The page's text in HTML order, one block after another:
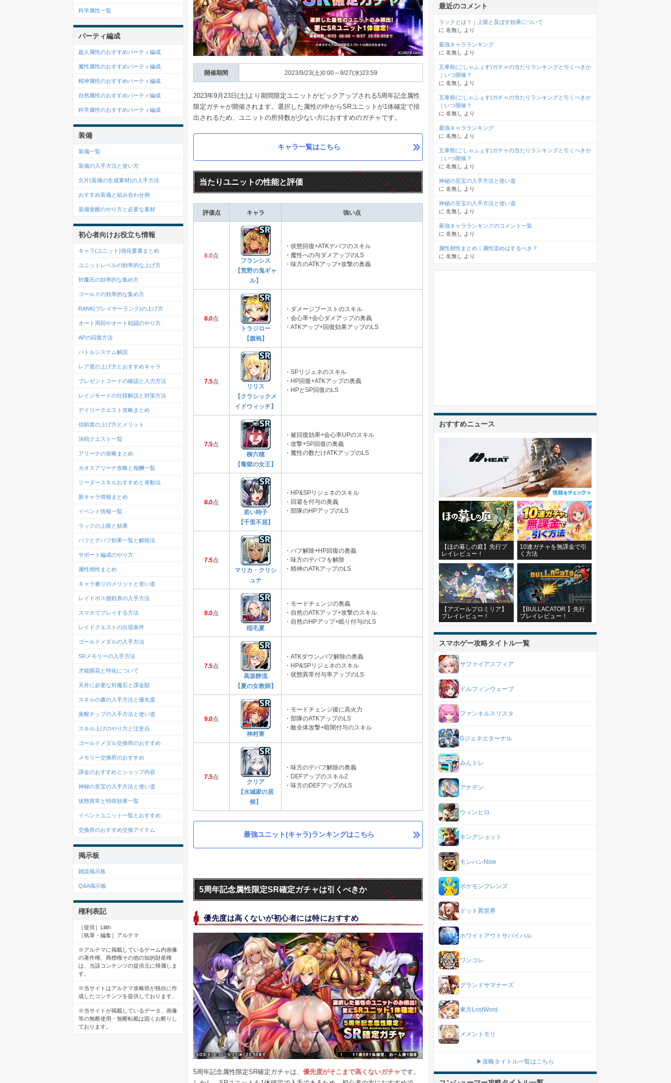
開催期間 2023/9/23(土)0:00～9/27(水)23:59
2023年9月23日(土)より期間限定ユニットがピックアップされる5周年記念属性
限定ガチャが開催されます。選択した属性の中からSRユニットが1体確定で排
出されるため、ユニットの所持数が少ない方におすすめのガチャです。
キャラ一覧はこちら
当たりユニットの性能と評価
評価点 キャラ 強い点
8.0点
フランシス
【荒野の鬼ギャ
ル】
・状態回復+ATKデバフのスキル
・魔性への与ダメアップのLS
・味方のATKアップ+攻撃の奥義
8.0点
トラジロー
【旗袍】
・ダメージブーストのスキル
・会心率+会心ダメアップの奥義
・ATKアップ+回復効果アップのLS
7.5点
リリス
【クラシックメ
イドウィッチ】
・SPリジェネのスキル
・HP回復+ATKアップの奥義
・HPとSP回復のLS
7.5点
柳六穂
【毒獄の女王】
・被回復効果+会心率UPのスキル
・攻撃+SP回復の奥義
・魔性の数だけATKアップのLS
8.0点
若い時子
【千里不屈】
・HP&SPリジェネのスキル
・回避を付与の奥義
・部隊のHPアップのLS
7.5点
マリカ・クリシ
ュナ
・バフ解除+HP回復の奥義
・味方のデバフを解除
・精神のATKアップのLS
8.0点
稲毛夏
・モードチェンジの奥義
・自然のATKアップ+攻撃のスキル
・自然のHPアップ+眠り付与のLS
7.5点
高坂静流
【夏の女教師】
・ATKダウン₊バフ解除の奥義
・HP&SPリジェネのスキル
・状態異常付与率アップのLS
9.0点
神村東
・モードチェンジ後に高火力
・部隊のATKアップのLS
・敵全体攻撃+暗闇付与のスキル
7.5点
クリア
【水城家の居
候】
・味方のデバフ解除の奥義
・DEFアップのスキル2
・味方のDEFアップのLS
最強ユニット(キャラ)ランキングはこちら
5周年記念属性限定SR確定ガチャは引くべきか
優先度は高くないが初心者には特におすすめ
5周年記念属性限定SR確定ガチャは、 優先度がそこまで高くないガチャです。
科学属性一覧
パーティ編成
超人属性のおすすめパーティ編成
魔性属性のおすすめパーティ編成
精神属性のおすすめパーティ編成
自然属性のおすすめパーティ編成
科学属性のおすすめパーティ編成
装備
装備一覧
装備の入手方法と使い方
欠片(装備の生成素材)の入手方法
おすすめ装備と組み合わせ例
装備覚醒のやり方と必要な素材
初心者向けお役立ち情報
キャラ(ユニット)強化要素まとめ
ユニットレベルの効率的な上げ方
対魔石の効率的な集め方
ゴールドの効率的な集め方
RANK(プレイヤーランク)の上げ方
オート周回やオート戦闘のやり方
APの回復方法
バトルシステム解説
レア度の上げ方とおすすめキャラ
プレゼントコードの確認と入力方法
レイジモードの仕様解説と対策方法
デイリークエスト攻略まとめ
信頼度の上げ方とメリット
決戦クエスト一覧
アリーナの攻略まとめ
カオスアリーナ攻略と報酬一覧
リーダースキルおすすめと発動法
新キャラ情報まとめ
イベント情報一覧
ラックの上限と効果
バフとデバフ効果一覧と解除法
サポート編成のやり方
属性相性まとめ
キャラ被りのメリットと使い道
レイドボス挑戦券の入手方法
スマホでプレイする方法
レイドクエストの出現条件
ゴールドメダルの入手方法
SRメモリーの入手方法
才能開花と特化について
天井に必要な対魔石と課金額
スキルの書の入手方法と優先度
覚醒チップの入手方法と使い道
スキル上げのやり方と注意点
ゴールドメダル交換所のおすすめ
メモリー交換所のおすすめ
課金のおすすめとショップ内容
神秘の至宝の入手方法と使い道
状態異常と特殊効果一覧
イベントユニット一覧とおすすめ
交換所のおすすめ交換アイテム
掲示板
雑談掲示板
Q&A掲示板
権利表記
［提供］Lilith
［執筆・編集］アルテマ
※アルテマに掲載しているゲーム内画像
の著作権、商標権その他の知的財産権
は、当該コンテンツの提供元に帰属しま
す。
※当サイトはアルテマ攻略班が独自に作
成したコンテンツを提供しております。
※当サイトが掲載しているデータ、画像
等の無断使用・無断転載は固くお断りし
ております。
最近のコメント
ラックとは？｜上限と及ぼす効果について
に 名無し より
最強キャラランキング
に 名無し より
五車祭(ごしゃふぇす)ガチャの当たりランキングと引くべきか
｜いつ開催？
に 名無し より
五車祭(ごしゃふぇす)ガチャの当たりランキングと引くべきか
｜いつ開催？
に 名無し より
最強キャラランキング
に 名無し より
五車祭(ごしゃふぇす)ガチャの当たりランキングと引くべきか
｜いつ開催？
に 名無し より
神秘の至宝の入手方法と使い道
に 名無し より
神秘の至宝の入手方法と使い道
に 名無し より
最強キャラランキングのコメント一覧
に 名無し より
属性相性まとめ｜属性染めはするべき？
に 名無し より
おすすめニュース
【ほの暮しの庭】先行プ
レイレビュー！
10連ガチャを無課金で引
く方法
【アズールプロミリア】
プレイレビュー！
【BULLACATOR 】先行
プレイレビュー！
スマホゲー攻略タイトル一覧
サファイアスフィア
ドルフィンウェーブ
ファンキルスリスタ
Gジェネエターナル
みんトレ
アナデン
ウィンヒロ
キングショット
モンハンNow
ポケモンフレンズ
ドット異世界
ホワイトアウトサバイバル
ワンコレ
グランドサマナーズ
東方LostWord
メメントモリ
▶攻略タイトル一覧はこちら